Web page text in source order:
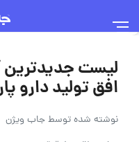
لیست
افق تولید دارو پارس | ۱
نوشته شده توسطجاب ویژن